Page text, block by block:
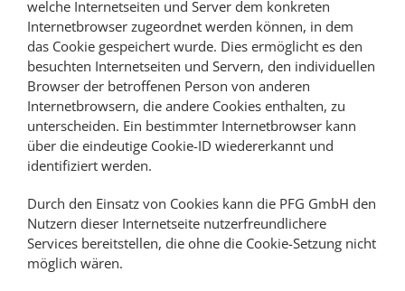
welche Internetseiten und Server dem konkreten
Internetbrowser zugeordnet werden können, in dem
das Cookie gespeichert wurde. Dies ermöglicht es den
besuchten Internetseiten und Servern, den individuellen
Browser der betroffenen Person von anderen
Internetbrowsern, die andere Cookies enthalten, zu
unterscheiden. Ein bestimmter Internetbrowser kann
über die eindeutige Cookie-ID wiedererkannt und
identifiziert werden.
Durch den Einsatz von Cookies kann die PFG GmbH den
Nutzern dieser Internetseite nutzerfreundlichere
Services bereitstellen, die ohne die Cookie-Setzung nicht
möglich wären.